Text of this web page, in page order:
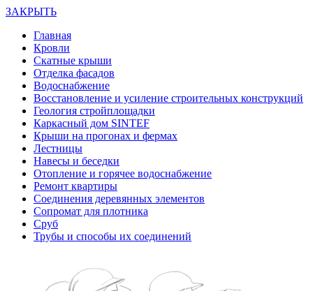
ЗАКРЫТЬ
Главная
Кровли
Скатные крыши
Отделка фасадов
Водоснабжение
Восстановление и усиление строительных конструкций
Геология стройплощадки
Каркасный дом SINTEF
Крыши на прогонах и фермах
Лестницы
Навесы и беседки
Отопление и горячее водоснабжение
Ремонт квартиры
Соединения деревянных элементов
Сопромат для плотника
Сруб
Трубы и способы их соединений